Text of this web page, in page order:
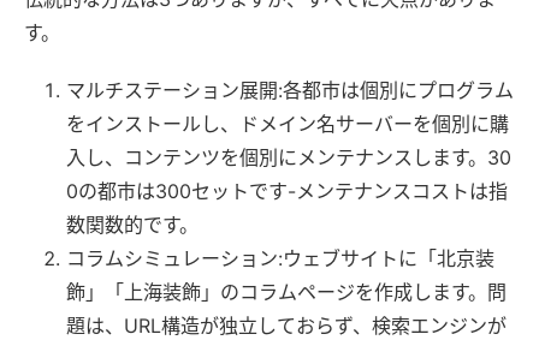
す。
マルチステーション展開:各都市は個別にプログラム
をインストールし、ドメイン名サーバーを個別に購
入し、コンテンツを個別にメンテナンスします。30
0の都市は300セットです-メンテナンスコストは指
数関数的です。
コラムシミュレーション:ウェブサイトに「北京装
飾」「上海装飾」のコラムページを作成します。問
題は、URL構造が独立しておらず、検索エンジンが